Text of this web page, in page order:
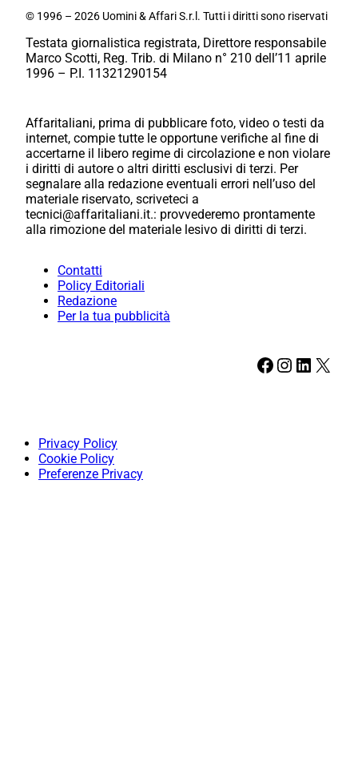
© 1996 – 2026 Uomini & Affari S.r.l. Tutti i diritti sono riservati
Testata giornalistica registrata, Direttore responsabile
Marco Scotti, Reg. Trib. di Milano n° 210 dell’11 aprile
1996 – P.I. 11321290154
Affaritaliani, prima di pubblicare foto, video o testi da
internet, compie tutte le opportune verifiche al fine di
accertarne il libero regime di circolazione e non violare
i diritti di autore o altri diritti esclusivi di terzi. Per
segnalare alla redazione eventuali errori nell’uso del
materiale riservato, scriveteci a
tecnici@affaritaliani.it.: provvederemo prontamente
alla rimozione del materiale lesivo di diritti di terzi.
Contatti
Policy Editoriali
Redazione
Per la tua pubblicità
Facebook Instagram LinkedIn X
Privacy Policy
Cookie Policy
Preferenze Privacy